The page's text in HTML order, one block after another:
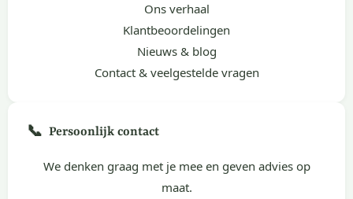
Ons verhaal
Klantbeoordelingen
Nieuws & blog
Contact & veelgestelde vragen
📞 Persoonlijk contact
We denken graag met je mee en geven advies op
maat.